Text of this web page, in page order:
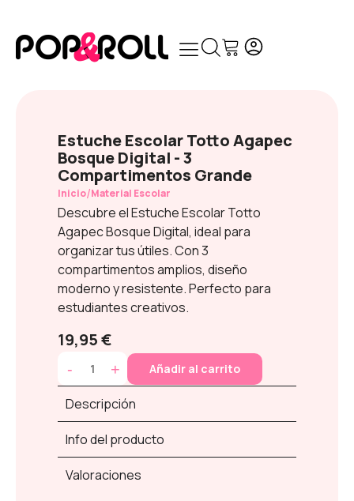
Estuche Escolar Totto Agapec
Bosque Digital - 3
Compartimentos Grande
Inicio/Material Escolar
Descubre el Estuche Escolar Totto
Agapec Bosque Digital, ideal para
organizar tus útiles. Con 3
compartimentos amplios, diseño
moderno y resistente. Perfecto para
estudiantes creativos.
19,95 €
- + Añadir al carrito
Descripción
Info del producto
Valoraciones